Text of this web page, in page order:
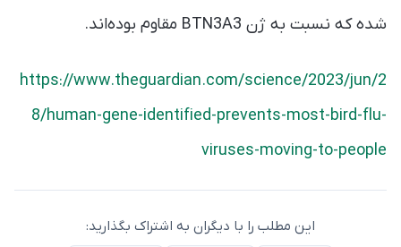
شده که نسبت به ژن BTN3A3 مقاوم بوده‌اند.
https://www.theguardian.com/science/2023/jun/2
8/human-gene-identified-prevents-most-bird-flu-
viruses-moving-to-people
این مطلب را با دیگران به اشتراک بگذارید: